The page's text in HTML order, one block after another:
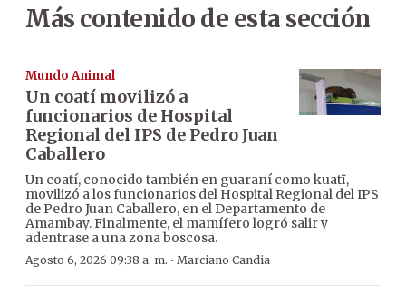
Más contenido de esta sección
Mundo Animal
Un coatí movilizó a
funcionarios de Hospital
Regional del IPS de Pedro Juan
Caballero
Un coatí, conocido también en guaraní como kuatĩ,
movilizó a los funcionarios del Hospital Regional del IPS
de Pedro Juan Caballero, en el Departamento de
Amambay. Finalmente, el mamífero logró salir y
adentrase a una zona boscosa.
Agosto 6, 2026 09:38 a. m. · Marciano Candia